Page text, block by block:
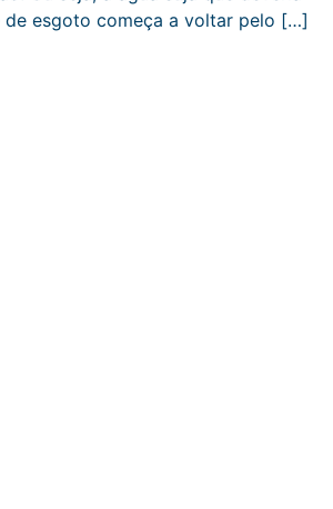
de esgoto começa a voltar pelo […]